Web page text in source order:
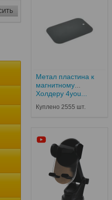
Метал пластина к
магнитному
Холдеру 4you...
Куплено 2555 шт.